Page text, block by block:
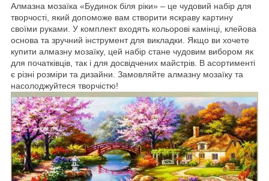
Алмазна мозаїка «Будинок біля ріки» – це чудовий набір для
творчості, який допоможе вам створити яскраву картину
своїми руками. У комплект входять кольорові камінці, клейова
основа та зручний інструмент для викладки. Якщо ви хочете
купити алмазну мозаїку, цей набір стане чудовим вибором як
для початківців, так і для досвідчених майстрів. В асортименті
є різні розміри та дизайни. Замовляйте алмазну мозаїку та
насолоджуйтеся творчістю!